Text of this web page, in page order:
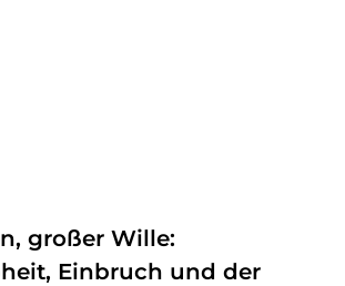
großer Wille:
Einbruch und der